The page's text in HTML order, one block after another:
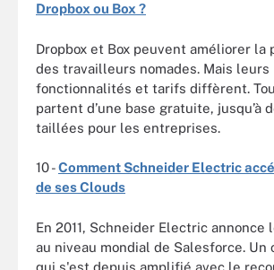
Dropbox ou Box ?
Dropbox et Box peuvent améliorer la
des travailleurs nomades. Mais leurs
fonctionnalités et tarifs diffèrent.
partent d’une base gratuite, jusqu’à
taillées pour les entreprises.
10 -Comment Schneider Electric
de ses Clouds
En 2011, Schneider Electric annonce
au niveau mondial de Salesforce. Un
qui s'est depuis amplifié avec le